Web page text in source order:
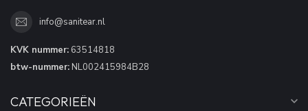
info@sanitear.nl
KVK nummer: 63514818
btw-nummer: NL002415984B28
CATEGORIEËN